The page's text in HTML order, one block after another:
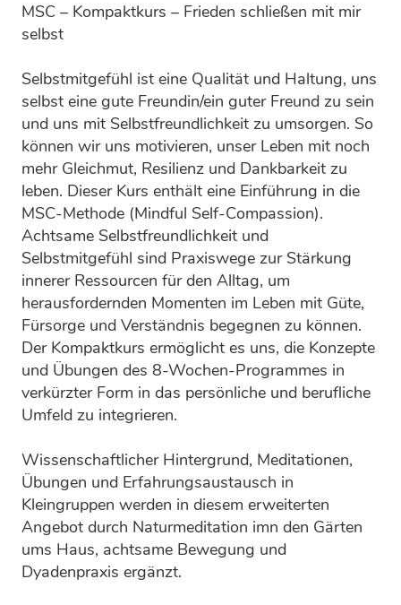
MSC – Kompaktkurs – Frieden schließen mit mir
selbst
Selbstmitgefühl ist eine Qualität und Haltung, uns
selbst eine gute Freundin/ein guter Freund zu sein
und uns mit Selbstfreundlichkeit zu umsorgen. So
können wir uns motivieren, unser Leben mit noch
mehr Gleichmut, Resilienz und Dankbarkeit zu
leben. Dieser Kurs enthält eine Einführung in die
MSC-Methode (Mindful Self-Compassion).
Achtsame Selbstfreundlichkeit und
Selbstmitgefühl sind Praxiswege zur Stärkung
innerer Ressourcen für den Alltag, um
herausfordernden Momenten im Leben mit Güte,
Fürsorge und Verständnis begegnen zu können.
Der Kompaktkurs ermöglicht es uns, die Konzepte
und Übungen des 8-Wochen-Programmes in
verkürzter Form in das persönliche und berufliche
Umfeld zu integrieren.
Wissenschaftlicher Hintergrund, Meditationen,
Übungen und Erfahrungsaustausch in
Kleingruppen werden in diesem erweiterten
Angebot durch Naturmeditation imn den Gärten
ums Haus, achtsame Bewegung und
Dyadenpraxis ergänzt.